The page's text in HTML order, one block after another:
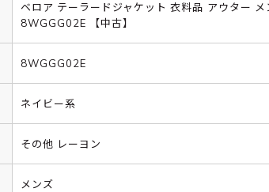
ベロア テーラードジャケット 衣料品 アウター メ
8WGGG02E 【中古】
8WGGG02E
ネイビー系
その他 レーヨン
メンズ